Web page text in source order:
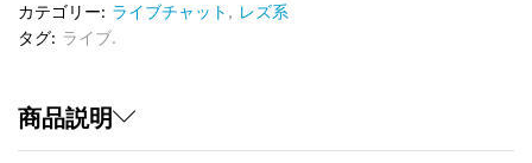
カテゴリー: ライブチャット , レズ系
タグ: ライブ.
商品説明